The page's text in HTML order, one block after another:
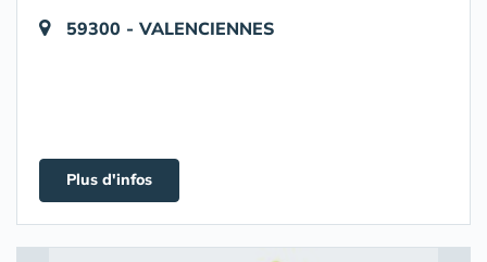
59300 - VALENCIENNES
Plus d'infos